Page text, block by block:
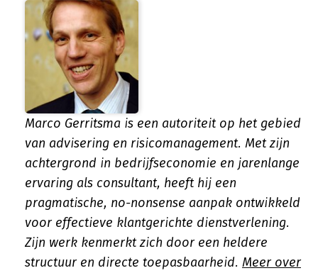
Marco Gerritsma is een autoriteit op het gebied
van advisering en risicomanagement. Met zijn
achtergrond in bedrijfseconomie en jarenlange
ervaring als consultant, heeft hij een
pragmatische, no-nonsense aanpak ontwikkeld
voor effectieve klantgerichte dienstverlening.
Zijn werk kenmerkt zich door een heldere
structuur en directe toepasbaarheid. Meer over